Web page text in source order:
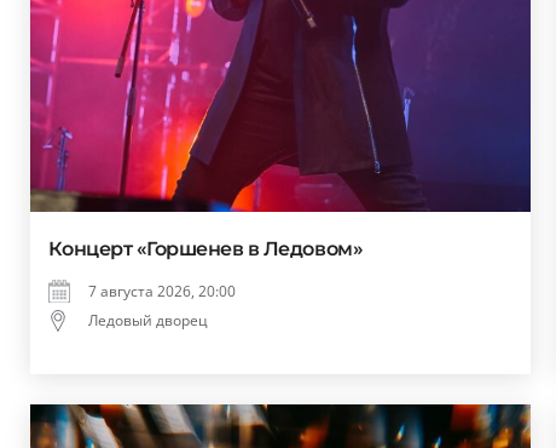
Концерт «Горшенев в Ледовом»
7 августа 2026, 20:00
Ледовый дворец